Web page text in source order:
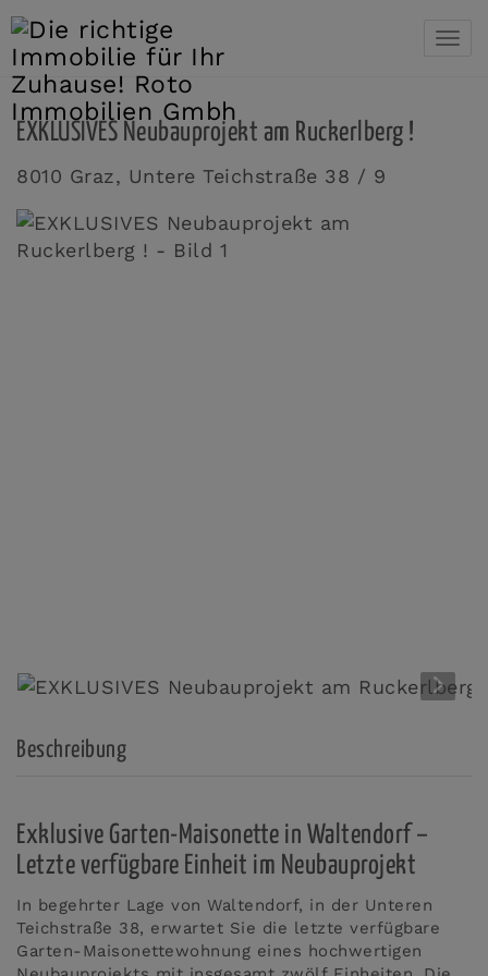
EXKLUSIVES Neubauprojekt am Ruckerlberg !
8010 Graz, Untere Teichstraße 38 / 9
Beschreibung
Exklusive Garten-Maisonette in Waltendorf –
Letzte verfügbare Einheit im Neubauprojekt
In begehrter Lage von Waltendorf, in der Unteren
Teichstraße 38, erwartet Sie die letzte verfügbare
Garten-Maisonettewohnung eines hochwertigen